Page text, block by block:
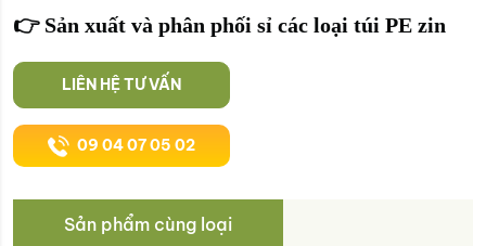
👉Sản xuất và phân phối sỉ các loại túi PE zin
LIÊN HỆ TƯ VẤN
09 04 07 05 02
Sản phẩm cùng loại